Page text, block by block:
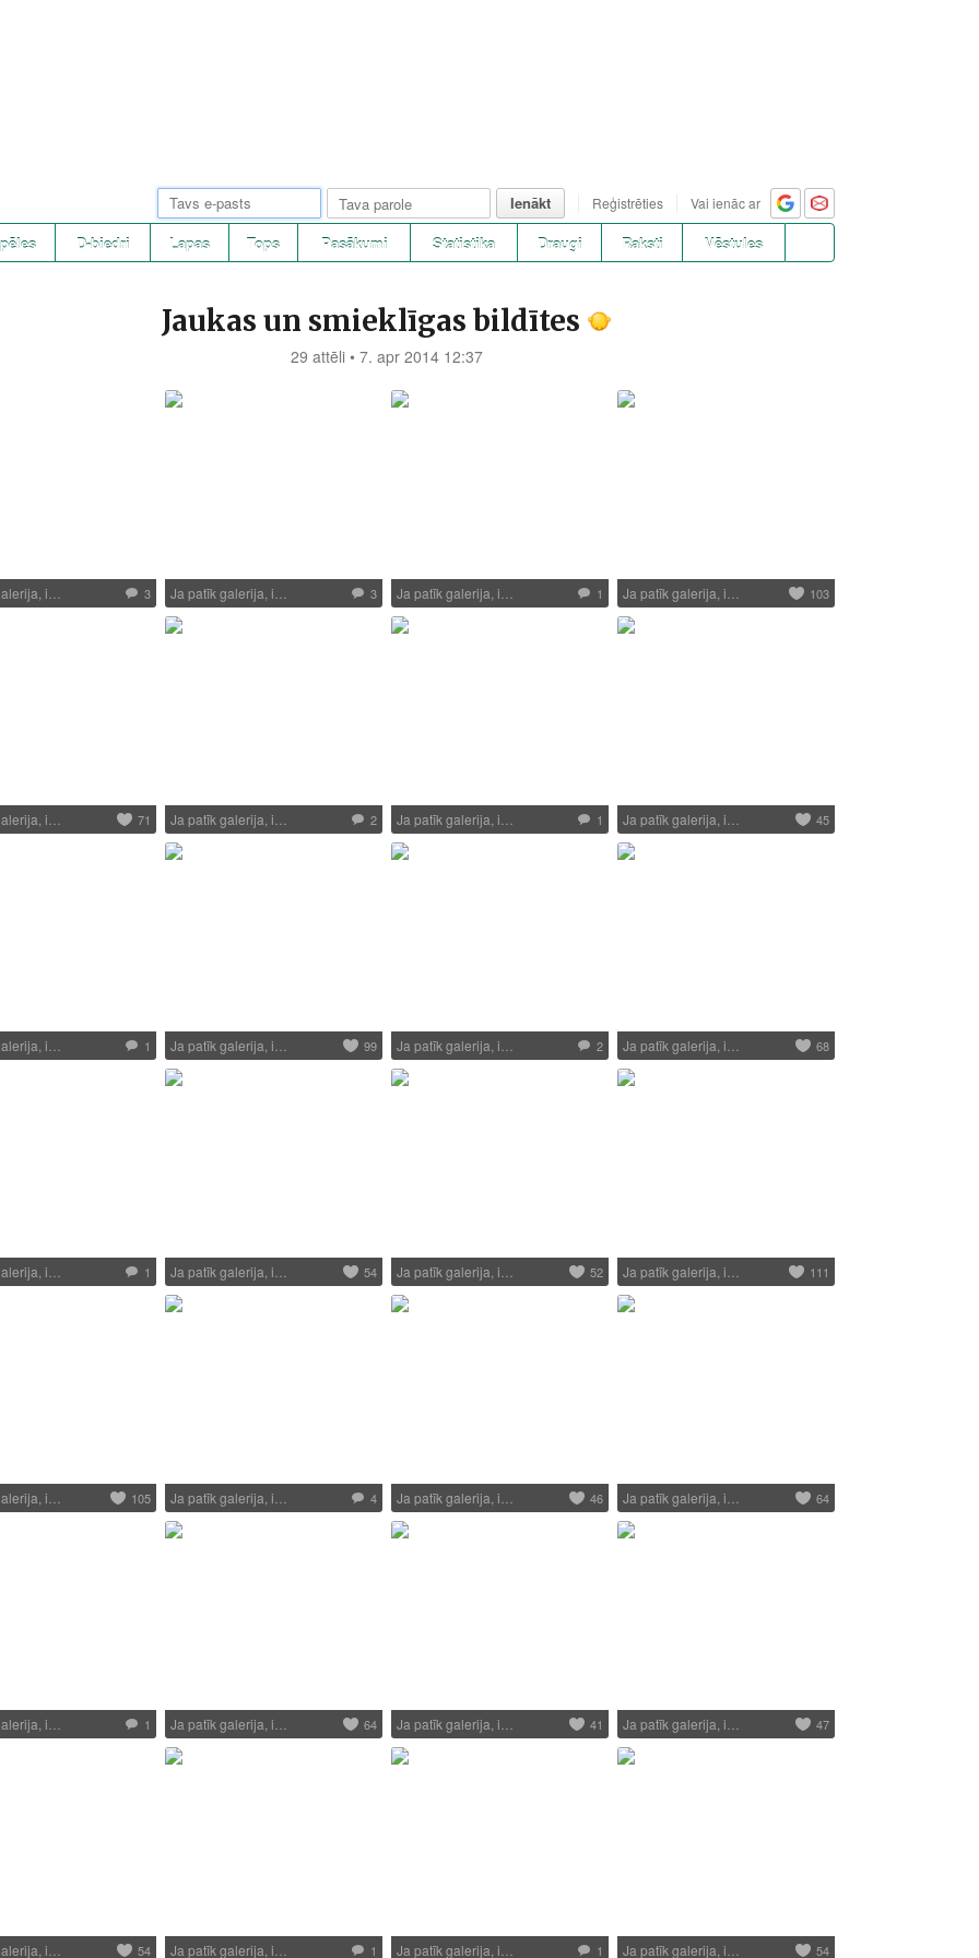
Ienākt Reģistrēties Vai ienāc ar
D-biedri Lapas Tops Pasākumi Statistika Draugi Raksti Vēstules
Jaukas un smieklīgas bildītes
29 attēli • 7. apr 2014 12:37
i… 3 Ja patīk galerija, i… 3 Ja patīk galerija, i… 1 Ja patīk galerija, i… 103
i… 71 Ja patīk galerija, i… 2 Ja patīk galerija, i… 1 Ja patīk galerija, i… 45
i… 1 Ja patīk galerija, i… 99 Ja patīk galerija, i… 2 Ja patīk galerija, i… 68
i… 1 Ja patīk galerija, i… 54 Ja patīk galerija, i… 52 Ja patīk galerija, i… 111
i… 105 Ja patīk galerija, i… 4 Ja patīk galerija, i… 46 Ja patīk galerija, i… 64
i… 1 Ja patīk galerija, i… 64 Ja patīk galerija, i… 41 Ja patīk galerija, i… 47
i… 54 Ja patīk galerija, i… 1 Ja patīk galerija, i… 1 Ja patīk galerija, i… 54